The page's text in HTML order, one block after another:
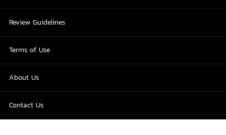
Review Guidelines
Terms of Use
About Us
Contact Us